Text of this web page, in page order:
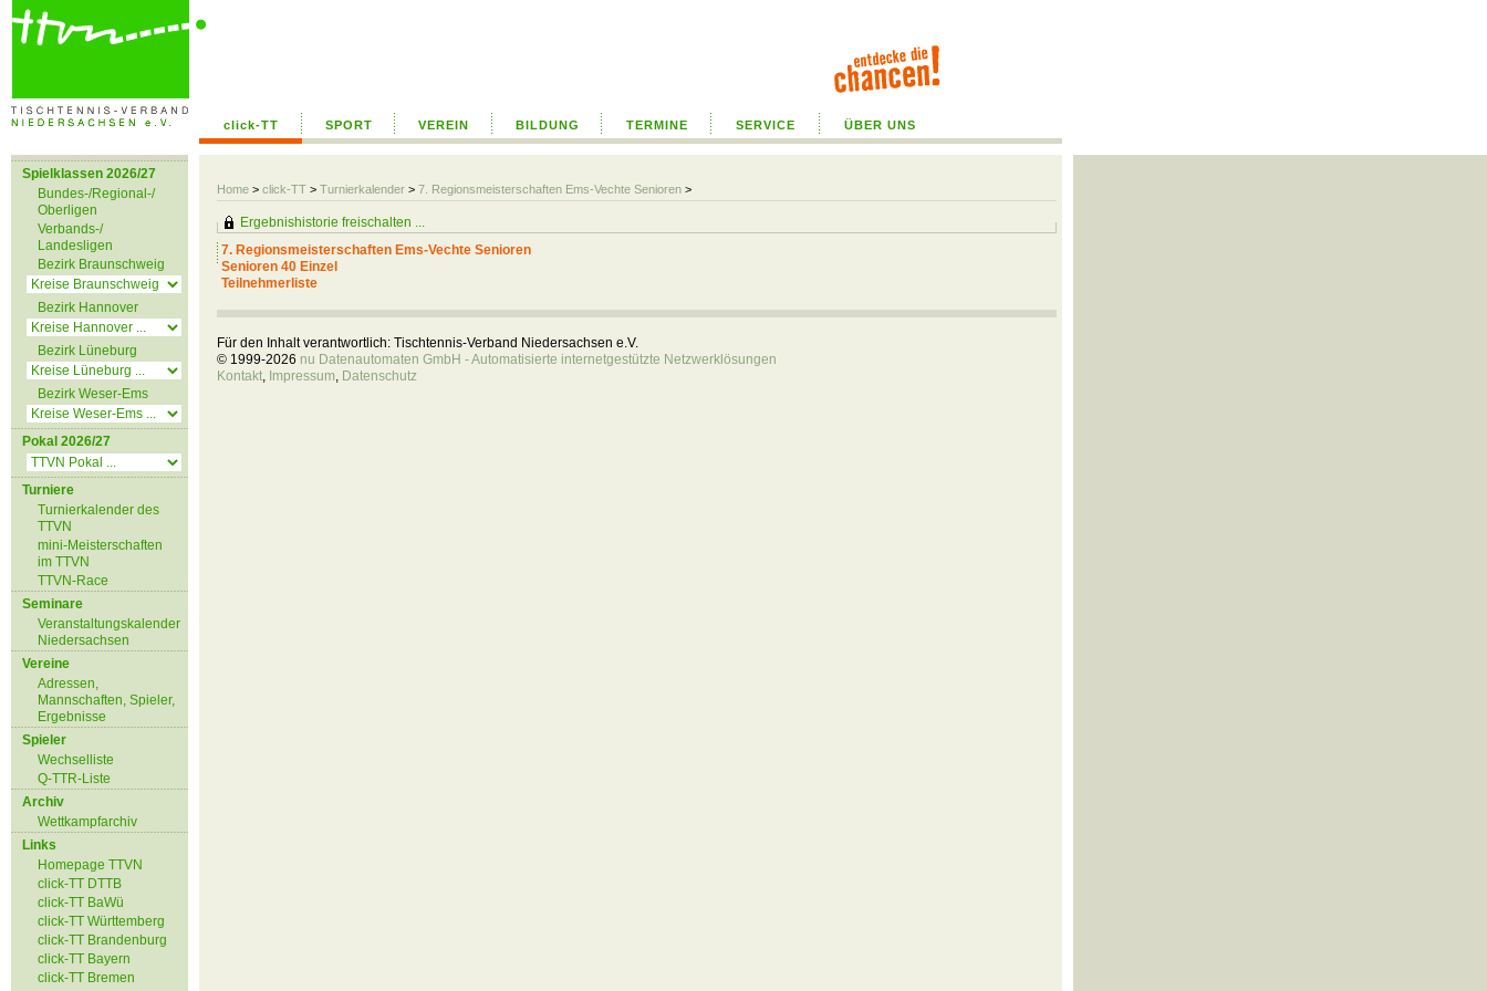
click-TT SPORT VEREIN BILDUNG TERMINE SERVICE ÜBER UNS
Home > click-TT > Turnierkalender > 7. Regionsmeisterschaften Ems-Vechte Senioren >
Spielklassen 2026/27
Bundes-/Regional-/
Oberligen
Verbands-/
Landesligen
Bezirk Braunschweig
Bezirk Hannover
Bezirk Lüneburg
Bezirk Weser-Ems
Pokal 2026/27
Turniere
Turnierkalender des
TTVN
mini-Meisterschaften
im TTVN
TTVN-Race
Seminare
Veranstaltungskalender
Niedersachsen
Vereine
Adressen,
Mannschaften, Spieler,
Ergebnisse
Spieler
Wechselliste
Q-TTR-Liste
Archiv
Wettkampfarchiv
Links
Homepage TTVN
click-TT DTTB
click-TT BaWü
click-TT Württemberg
click-TT Brandenburg
click-TT Bayern
click-TT Bremen
Ergebnishistorie freischalten ...
7. Regionsmeisterschaften Ems-Vechte Senioren
Senioren 40 Einzel
Teilnehmerliste
Für den Inhalt verantwortlich: Tischtennis-Verband Niedersachsen e.V.
© 1999-2026 nu Datenautomaten GmbH - Automatisierte internetgestützte Netzwerklösungen
Kontakt, Impressum, Datenschutz